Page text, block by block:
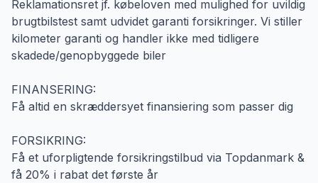
Reklamationsret jf. købeloven med mulighed for uvildig
brugtbilstest samt udvidet garanti forsikringer. Vi stiller
kilometer garanti og handler ikke med tidligere
skadede/genopbyggede biler
FINANSERING:
Få altid en skræddersyet finansiering som passer dig
FORSIKRING:
Få et uforpligtende forsikringstilbud via Topdanmark &
få 20% i rabat det første år